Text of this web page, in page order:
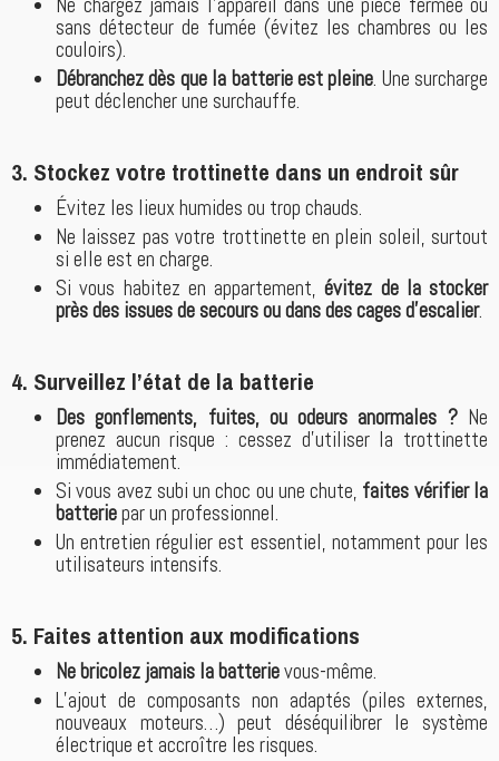
sans détecteur de fumée (évitez les chambres ou les
couloirs).
Débranchez dès que la batterie est pleine. Une surcharge
peut déclencher une surchauffe.
3. Stockez votre trottinette dans un endroit sûr
Évitez les lieux humides ou trop chauds.
Ne laissez pas votre trottinette en plein soleil, surtout
si elle est en charge.
Si vous habitez en appartement,évitez de la stocker
près des issues de secours ou dans des cages d’escalier.
4. Surveillez l’état de la batterie
Des gonflements, fuites, ou odeurs anormales ?Ne
prenez aucun risque : cessez d’utiliser la trottinette
immédiatement.
Si vous avez subi un choc ou une chute, faites vérifier la
batteriepar un professionnel.
Un entretien régulier est essentiel, notamment pour les
utilisateurs intensifs.
5. Faites attention aux modifications
Ne bricolez jamais la batterievous-même.
L’ajout de composants non adaptés (piles externes,
nouveaux moteurs…) peut déséquilibrer le système
électrique et accroître les risques.